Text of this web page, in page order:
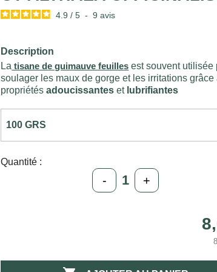
4.9 / 5 - 9avis
Description
La tisane de guimauve feuilles est souvent utilisée
soulager les maux de gorge et les irritations grâce
propriétésadoucissantes et lubrifiantes
Quantité :
- +